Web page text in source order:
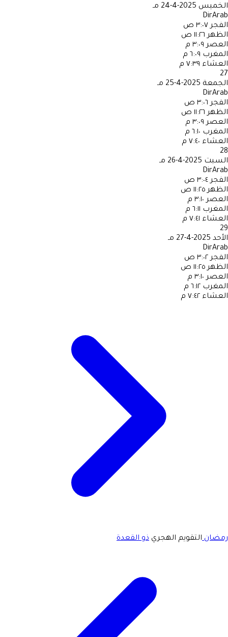
الخميس 2025-4-24 مـ
DirArab
الفجر ٣:٠٧ ص
الظهر ١١:٢٦ ص
العصر ٣:٠٩ م
المغرب ٦:٠٩ م
العشاء ٧:٣٩ م
27
الجمعة 2025-4-25 مـ
DirArab
الفجر ٣:٠٦ ص
الظهر ١١:٢٦ ص
العصر ٣:٠٩ م
المغرب ٦:١٠ م
العشاء ٧:٤٠ م
28
السبت 2025-4-26 مـ
DirArab
الفجر ٣:٠٤ ص
الظهر ١١:٢٥ ص
العصر ٣:١٠ م
المغرب ٦:١١ م
العشاء ٧:٤١ م
29
الأحد 2025-4-27 مـ
DirArab
الفجر ٣:٠٢ ص
الظهر ١١:٢٥ ص
العصر ٣:١٠ م
المغرب ٦:١٢ م
العشاء ٧:٤٢ م
رمضانالتقويم الهجري ذو القعدة